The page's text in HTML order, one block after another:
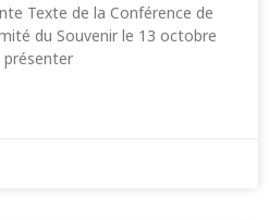
Texte de la Conférence de
du Souvenir le 13 octobre
présenter